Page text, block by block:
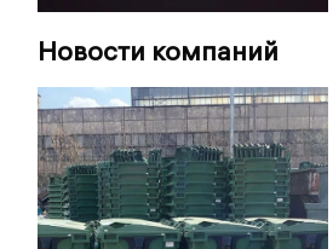
Новости компаний